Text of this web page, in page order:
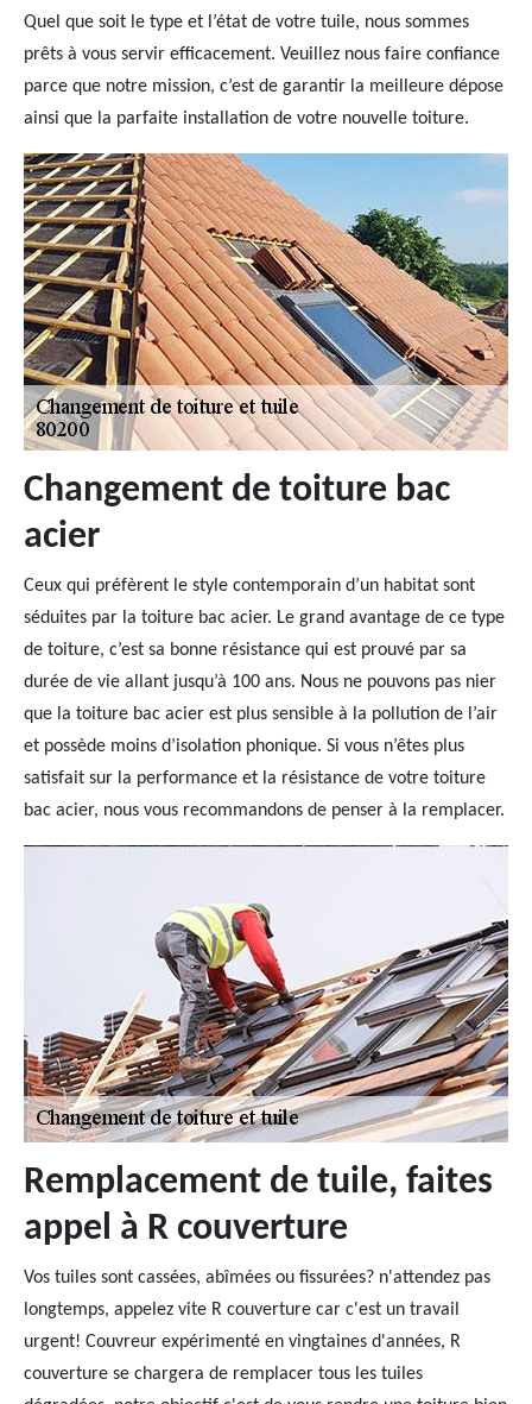
Quel que soit le type et l’état de votre tuile, nous sommes
prêts à vous servir efficacement. Veuillez nous faire confiance
parce que notre mission, c’est de garantir la meilleure dépose
ainsi que la parfaite installation de votre nouvelle toiture.
Changement de toiture bac
acier
Ceux qui préfèrent le style contemporain d’un habitat sont
séduites par la toiture bac acier. Le grand avantage de ce type
de toiture, c’est sa bonne résistance qui est prouvé par sa
durée de vie allant jusqu’à 100 ans. Nous ne pouvons pas nier
que la toiture bac acier est plus sensible à la pollution de l’air
et possède moins d’isolation phonique. Si vous n’êtes plus
satisfait sur la performance et la résistance de votre toiture
bac acier, nous vous recommandons de penser à la remplacer.
Remplacement de tuile, faites
appel à R couverture
Vos tuiles sont cassées, abîmées ou fissurées? n'attendez pas
longtemps, appelez vite R couverture car c'est un travail
urgent! Couvreur expérimenté en vingtaines d'années, R
couverture se chargera de remplacer tous les tuiles